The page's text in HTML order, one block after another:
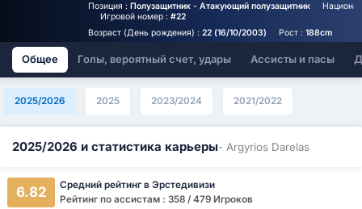
Позиция : Полузащитник - Атакующий полузащитник
Игровой номер :#22
Возраст (День рождения) : 22 (16/10/2003) Рост :188cm
Общее Голы, вероятный счет, удары Ассисты и пасы
2025/2026 2025 2023/2024 2021/2022
2025/2026 и статистика карьеры- Argyrios Darelas
6.82
Средний рейтинг в Эрстедивизи
Рейтинг по ассистам : 358 / 479 Игроков